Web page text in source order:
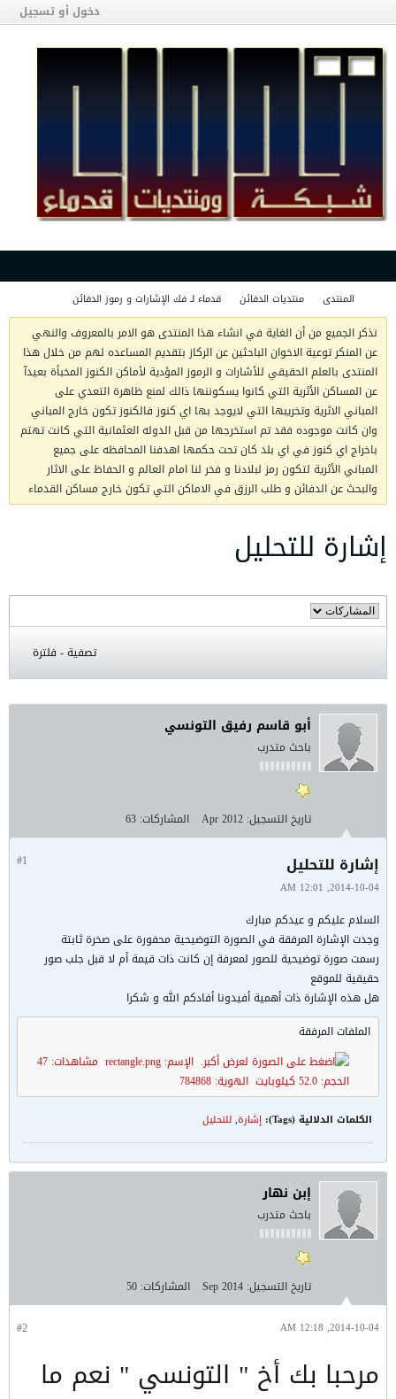
دخول أو تسجيل
المنتدى منتديات الدفائن قدماء لـ فك الإشارات و رموز الدفائن
نذكر الجميع من أن الغاية في انشاء هذا المنتدى هو الامر بالمعروف والنهي
عن المنكر توعية الاخوان الباحثين عن الركاز بتقديم المساعده لهم من خلال هذا
المنتدى بالعلم الحقيقي للأشارات و الرموز المؤدية لأماكن الكنوز المخبأة بعيدآ
عن المساكن الأثرية التي كانوا يسكوننها ذالك لمنع ظاهرة التعدي على
المباني الاثرية وتخريبها التي لايوجد بها اي كنوز فالكنوز تكون خارج المباني
وان كانت موجوده فقد تم استخرجها من قبل الدوله العثمانية التي كانت تهتم
باخراج اي كنوز في اي بلد كان تحت حكمها اهدفنا المحافظه على جميع
المباني الأثرية لتكون رمز لبلادنا و فخر لنا امام العالم و الحفاظ على الاثار
والبحث عن الدفائن و طلب الرزق في الاماكن التي تكون خارج مساكن القدماء
إشارة للتحليل
تصفية - فلترة
أبو قاسم رفيق التونسي
باحث متدرب
تاريخ التسجيل: Apr 2012 المشاركات: 63
#1 إشارة للتحليل
2014-10-04, 12:01 AM
السلام عليكم و عيدكم مبارك
وجدت الإشارة المرفقة في الصورة التوضيحية محفورة على صخرة ثابتة
رسمت صورة توضيحية للصور لمعرفة إن كانت ذات قيمة أم لا قبل جلب صور
حقيقية للموقع
هل هذه الإشارة ذات أهمية أفيدونا أفادكم الله و شكرا
الملفات المرفقة
الكلمات الدلالية (Tags): إشارة,للتحليل
إبن نهار
باحث متدرب
تاريخ التسجيل: Sep 2014 المشاركات: 50
#2 2014-10-04, 12:18 AM
مرحبا بك أخ " التونسي " نعم ما